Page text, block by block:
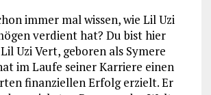
immer mal wissen, wie Lil Uzi
verdient hat? Du bist hier
Uzi Vert, geboren als Symere
im Laufe seiner Karriere einen
finanziellen Erfolg erzielt. Er